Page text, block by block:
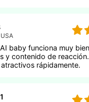
baby funciona muy
y contenido de
rápidamente.